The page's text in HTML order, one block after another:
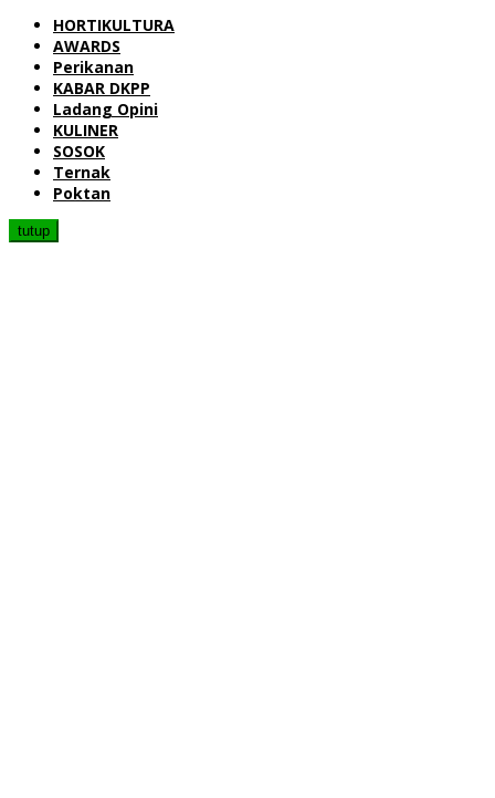
HORTIKULTURA
AWARDS
Perikanan
KABAR DKPP
Ladang Opini
KULINER
SOSOK
Ternak
Poktan
tutup